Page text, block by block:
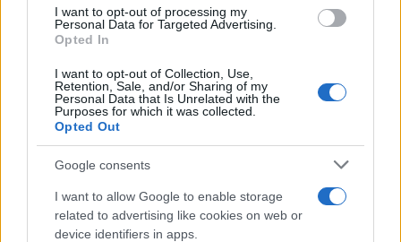
I want to opt-out of processing my
Personal Data for Targeted Advertising.
Opted In
I want to opt-out of Collection, Use,
Retention, Sale, and/or Sharing of my
Personal Data that Is Unrelated with the
Purposes for which it was collected.
Opted Out
Google consents
I want to allow Google to enable storage
related to advertising like cookies on web or
device identifiers in apps.
riconoscimento e finanzia, con il proprio rigore, la
munificenza altrui.
Lo studente scrupoloso del
resta a mani vuote; il coetaneo gratificato da
una commissione prodiga incassa bonus e
precedenze. E quei benefici non piovono dal cielo:
attingono a fondi contingentati, per cui il
vantaggio immeritato di uno diventa il diritto
negato di un altro. La meritocrazia, invocata come
totem, viene capovolta nel suo contrario: